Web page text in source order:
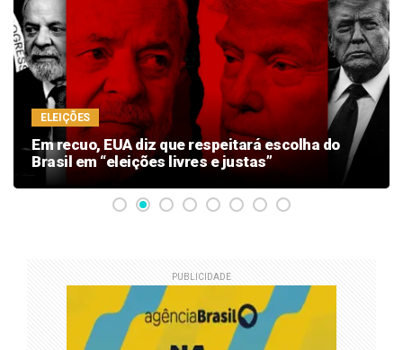
ELEIÇÕES
Em recuo, EUA diz que respeitará escolha do
Brasil em “eleições livres e justas”
PUBLICIDADE